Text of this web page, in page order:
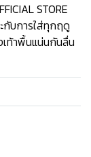
STORE
กับการใส่ทุกฤดู
เท้าพื้นแน่นกันลื่น